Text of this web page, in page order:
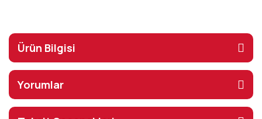
Ürün Bilgisi
Yorumlar